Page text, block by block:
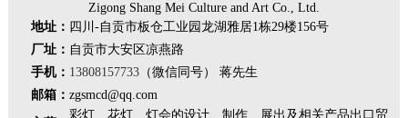
Zigong Shang Mei Culture and Art Co., Ltd.
地址： 四川-自贡市板仓工业园龙湖雅居1栋29楼156号
厂址： 自贡市大安区凉燕路
手机： 13808157733（微信同号） 蒋先生
邮箱： zgsmcd@qq.com
彩灯、花灯、灯会的设计、制作、展出及相关产品出口贸